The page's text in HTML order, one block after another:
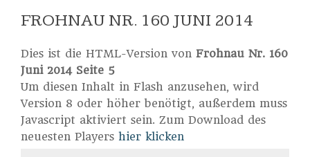
FROHNAU NR. 160 JUNI 2014
Dies ist die HTML-Version von Frohnau Nr. 160
Juni 2014 Seite 5
Um diesen Inhalt in Flash anzusehen, wird
Version 8 oder höher benötigt, außerdem muss
Javascript aktiviert sein. Zum Download des
neuesten Players hier klicken